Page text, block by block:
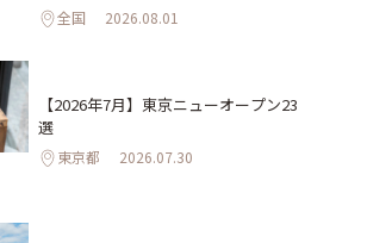
全国 2026.08.01
【2026年7月】東京ニューオープン23
選
東京都 2026.07.30